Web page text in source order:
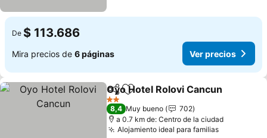
De $ 113.686
Mira precios de 6 páginas Ver precios
CompartirAgregar a favoritos
Oyo Hotel Rolovi Cancun
2 Estrellas
8,4 Muy bueno
702
a 0.7 km de: Centro de la ciudad
Alojamiento ideal para familiasVer